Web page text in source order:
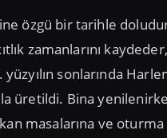
özgü bir tarihle
zamanlarını
sonlarında
üretildi. Bina
masalarına ve